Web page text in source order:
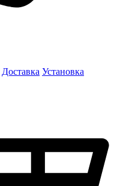
Доставка Установка